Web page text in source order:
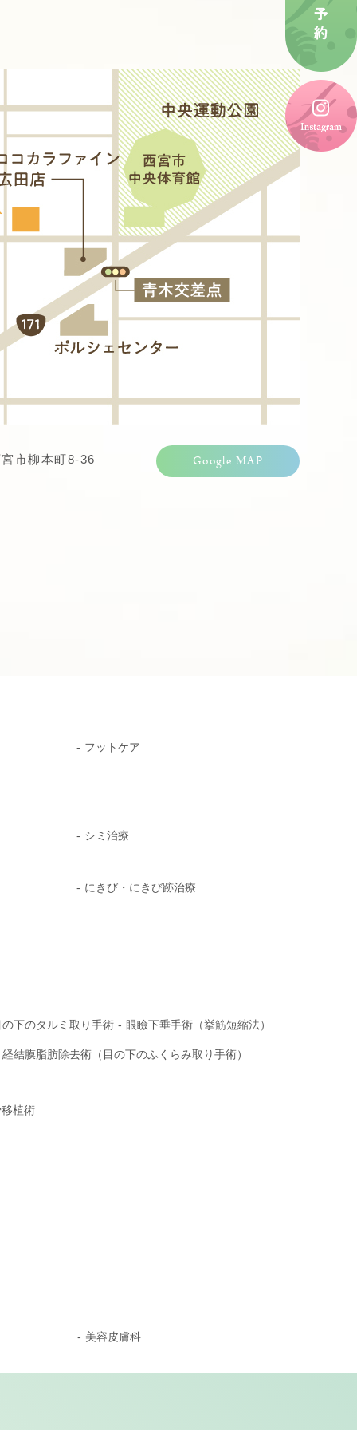
市柳本町8-36 Google MAP
フットケア
シミ治療
にきび・にきび跡治療
の下のタルミ取り手術 眼瞼下垂手術（挙筋短縮法）
経結膜脂肪除去術（目の下のふくらみ取り手術）
植術
美容皮膚科